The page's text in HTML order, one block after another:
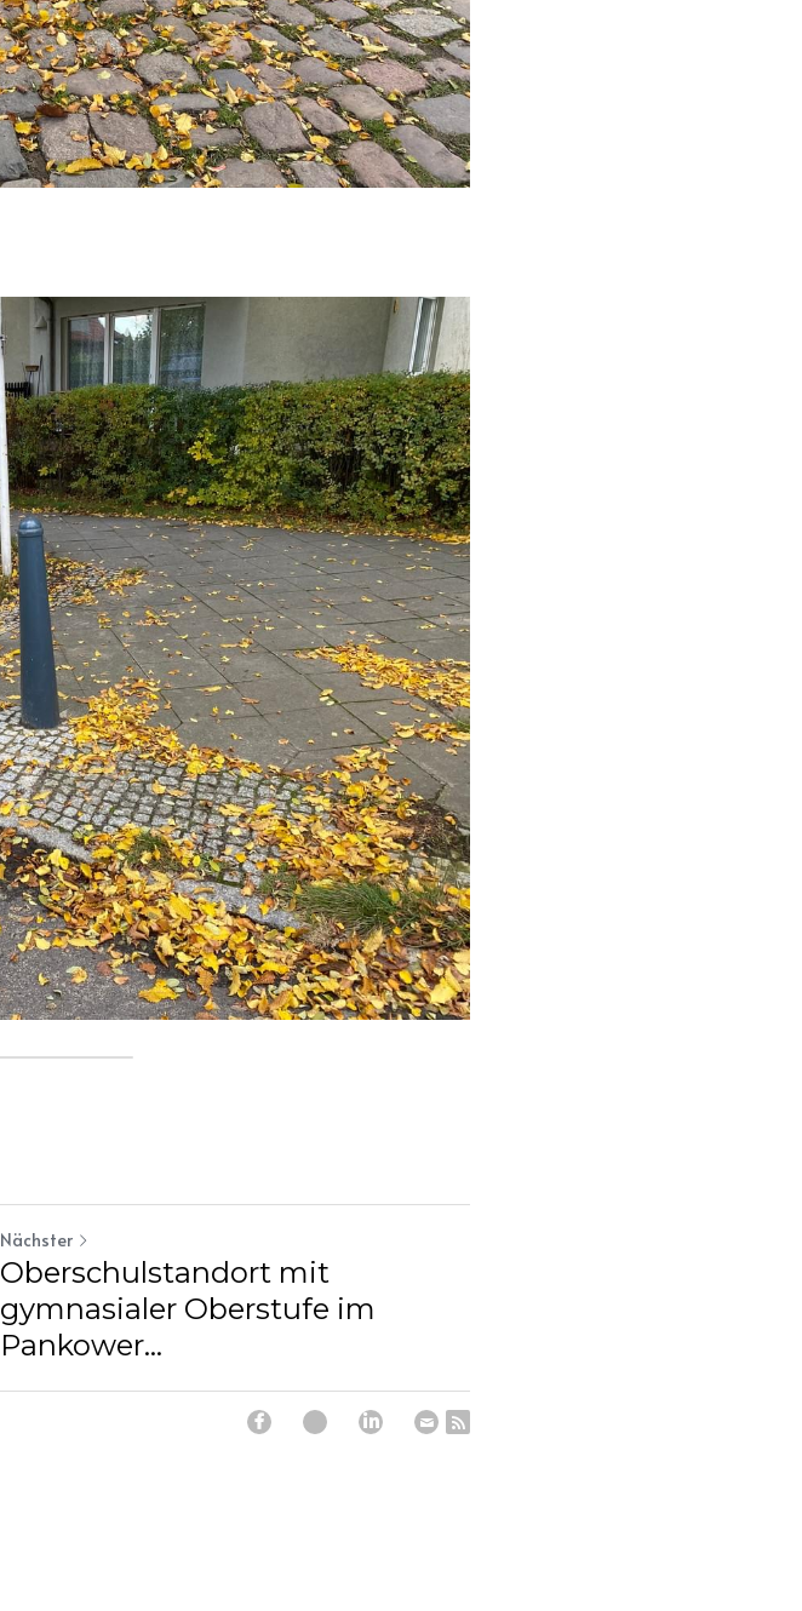
Nächster
Oberschulstandort mit
gymnasialer Oberstufe im
Pankower...